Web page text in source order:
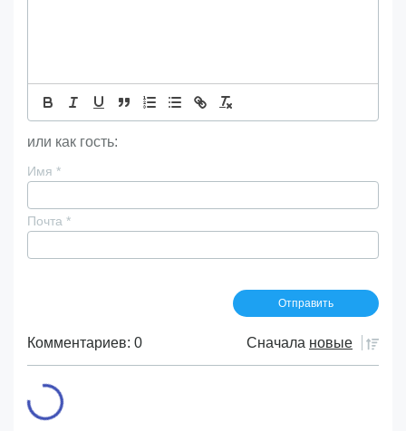
или как гость:
Имя *
Почта *
Комментариев: 0 Сначала новые